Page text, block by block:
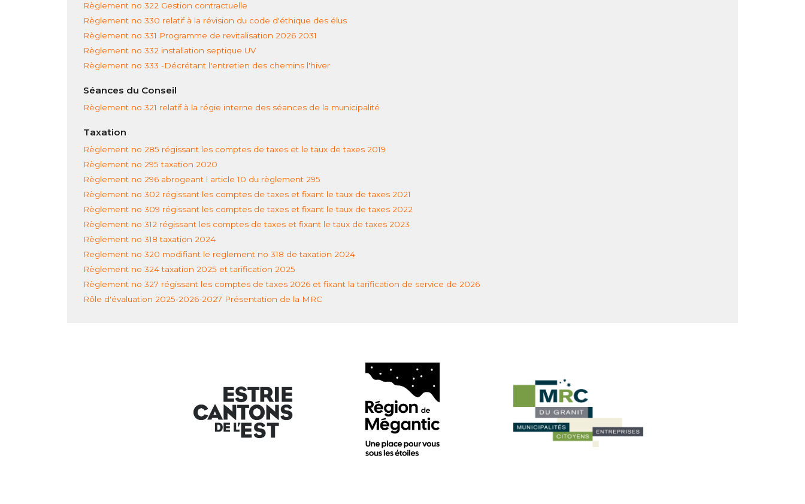
Règlement no 322 Gestion contractuelle
Règlement no 330 relatif à la révision du code d'éthique des élus
Règlement no 331 Programme de revitalisation 2026 2031
Règlement no 332 installation septique UV
Règlement no 333 -Décrétant l'entretien des chemins l'hiver
Séances du Conseil
Règlement no 321 relatif à la régie interne des séances de la municipalité
Taxation
Règlement no 285 régissant les comptes de taxes et le taux de taxes 2019
Règlement no 295 taxation 2020
Règlement no 296 abrogeant l article 10 du règlement 295
Règlement no 302 régissant les comptes de taxes et fixant le taux de taxes 2021
Règlement no 309 régissant les comptes de taxes et fixant le taux de taxes 2022
Règlement no 312 régissant les comptes de taxes et fixant le taux de taxes 2023
Règlement no 318 taxation 2024
Reglement no 320 modifiant le reglement no 318 de taxation 2024
Règlement no 324 taxation 2025 et tarification 2025
Règlement no 327 régissant les comptes de taxes 2026 et fixant la tarification de service de 2026
Rôle d'évaluation 2025-2026-2027 Présentation de la MRC